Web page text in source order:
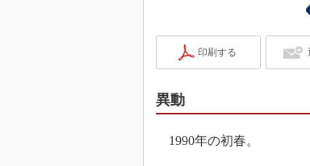
印刷する
異動
1990年の初春。